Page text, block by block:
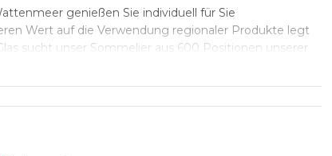
genießen Sie individuell für Sie
Wert auf die Verwendung regionaler Produkte legt
sucht unser Sommelier aus 600 Positionen unserer
Abend mit Ihnen aus.